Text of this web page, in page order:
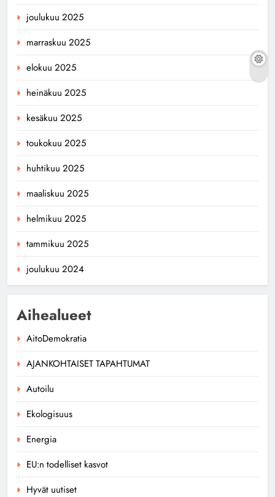
joulukuu 2025
marraskuu 2025
elokuu 2025
heinäkuu 2025
kesäkuu 2025
toukokuu 2025
huhtikuu 2025
maaliskuu 2025
helmikuu 2025
tammikuu 2025
joulukuu 2024
Aihealueet
AitoDemokratia
AJANKOHTAISET TAPAHTUMAT
Autoilu
Ekologisuus
Energia
EU:n todelliset kasvot
Hyvät uutiset